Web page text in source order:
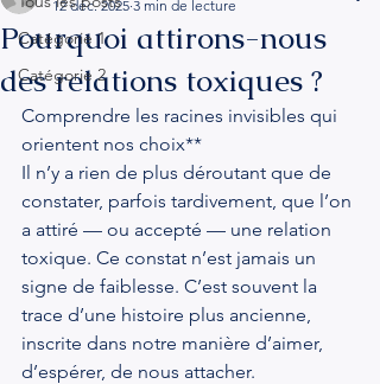
Catégorie 1
Catégorie 2
Pourquoi attirons-nous
des relations toxiques ?
12 déc. 2025 3 min de lecture
Comprendre les racines invisibles qui
orientent nos choix**
Il n’y a rien de plus déroutant que de
constater, parfois tardivement, que l’on
a attiré — ou accepté — une relation
toxique. Ce constat n’est jamais un
signe de faiblesse. C’est souvent la
trace d’une histoire plus ancienne,
inscrite dans notre manière d’aimer,
d’espérer, de nous attacher.